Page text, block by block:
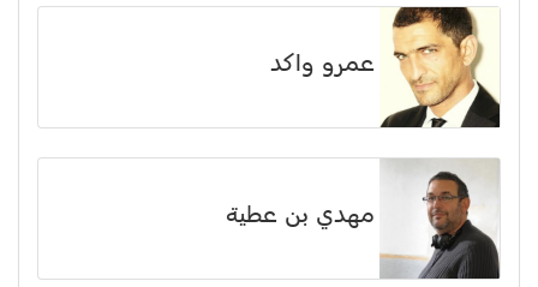
عمرو واكد
مهدي بن عطية